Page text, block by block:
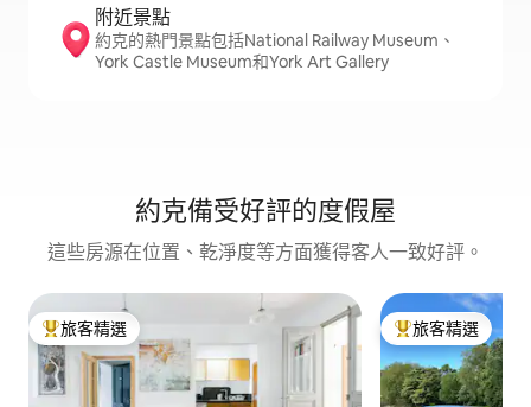
附近景點
約克的熱門景點包括National Railway Museum、
York Castle Museum和York Art Gallery
約克備受好評的度假屋
這些房源在位置、乾淨度等方面獲得客人一致好評。
旅客精選榜首
旅客精選 旅客精選榜首
旅客精選